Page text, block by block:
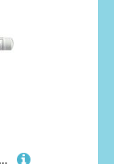
FABER-CASTELL 182126 Lackmarker UNI PAINT PX-21 rot